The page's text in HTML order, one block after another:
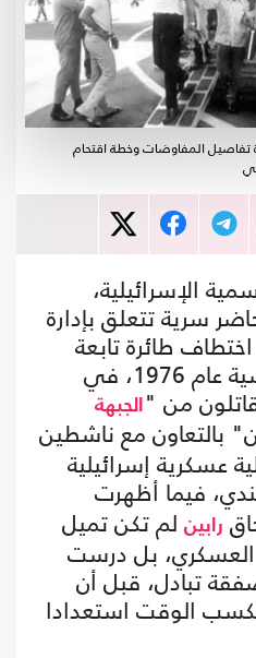
تفاصيل المفاوضات وخطة اقتحام
الإسرائيلية،
سرية تتعلق بإدارة
طائرة تابعة
للخطوط الجوية الفرنسية عام 1976، في
من "
الجبهة
بالتعاون مع ناشطين
عسكرية إسرائيلية
فيما أظهرت
رابين لم تكن تميل
العسكري، بل درست
تبادل، قبل أن
الوقت استعدادا